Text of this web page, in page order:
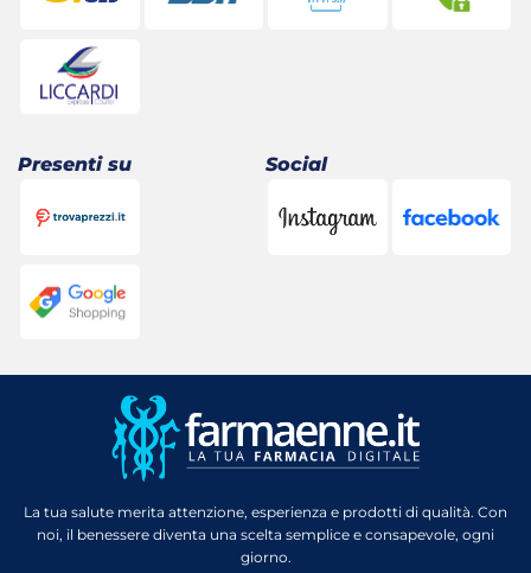
Presenti su Social
La tua salute merita attenzione, esperienza e prodotti di qualità. Con
noi, il benessere diventa una scelta semplice e consapevole, ogni
giorno.